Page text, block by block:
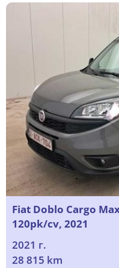
Fiat Doblo Cargo
120pk/cv, 2021
2021 г.
28 815 km